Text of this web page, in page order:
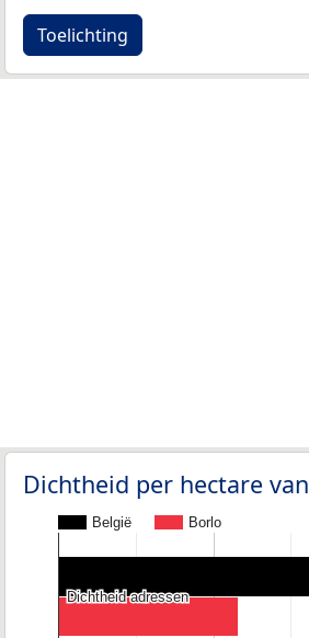
Toelichting
Dichtheid per hectare
België Borlo
Dichtheid adressen
Dichtheid adressen